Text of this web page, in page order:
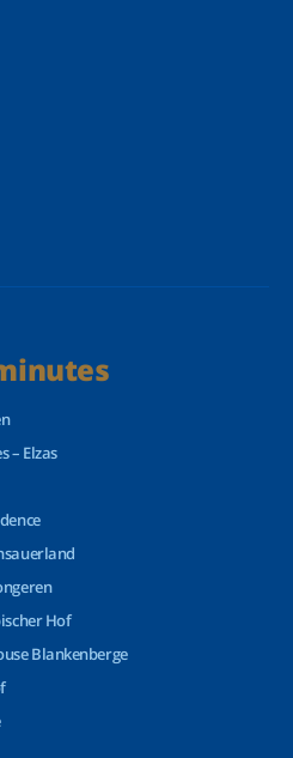
– Elzas
Hof
Blankenberge